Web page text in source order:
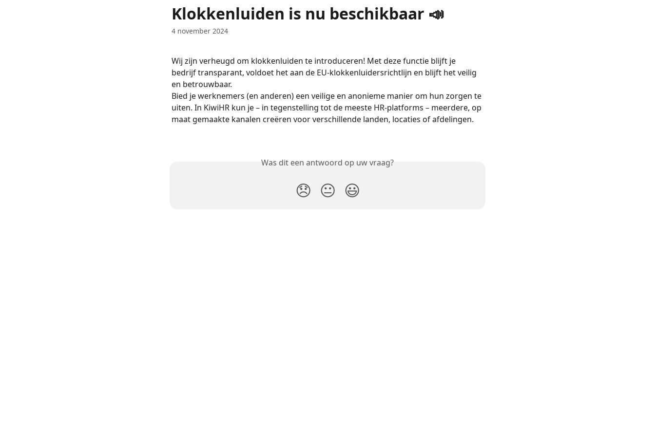
Klokkenluiden is nu beschikbaar 📣
4 november 2024
Wij zijn verheugd om klokkenluiden te introduceren! Met deze functie blijft je
bedrijf transparant, voldoet het aan de EU-klokkenluidersrichtlijn en blijft het veilig
en betrouwbaar.
Bied je werknemers (en anderen) een veilige en anonieme manier om hun zorgen te
uiten. In KiwiHR kun je – in tegenstelling tot de meeste HR-platforms – meerdere, op
maat gemaakte kanalen creëren voor verschillende landen, locaties of afdelingen.
Was dit een antwoord op uw vraag?
😞 😐 😃